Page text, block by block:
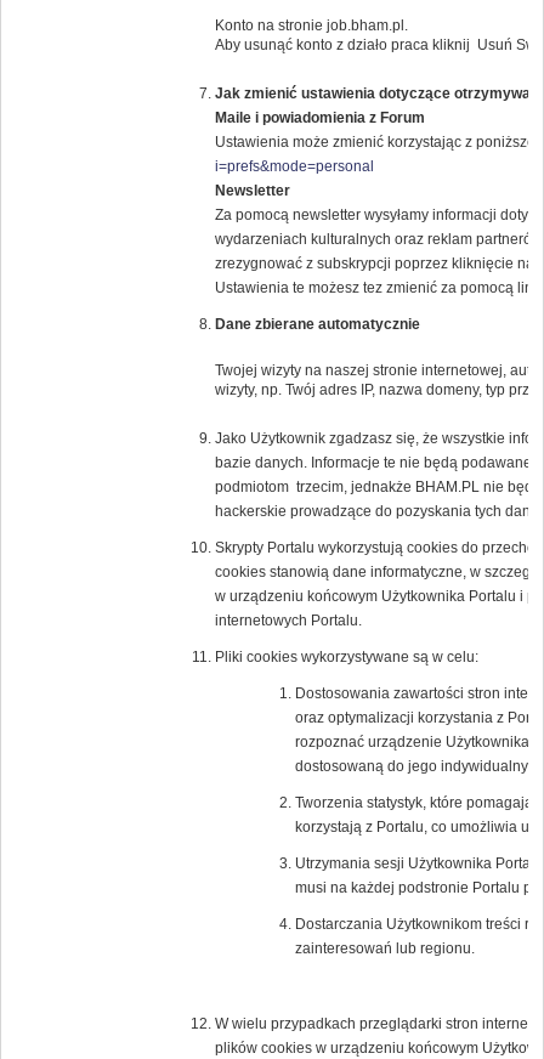
Konto na stronie job.bham.pl.
Aby usunąć konto z działo praca kliknij Usuń
Jak zmienić ustawienia dotyczące
Maile i powiadomienia z Forum
Ustawienia może zmienić korzystając z
i=prefs&mode=personal
Newsletter
Za pomocą newsletter wysyłamy informacji
wydarzeniach kulturalnych oraz reklam
zrezygnować z subskrypcji poprzez kliknięcie na
Ustawienia te możesz tez zmienić za pomocą
Dane zbierane automatycznie
Twojej wizyty na naszej stronie internetowej,
wizyty, np. Twój adres IP, nazwa domeny, typ
Jako Użytkownik zgadzasz się, że wszystkie
bazie danych. Informacje te nie będą podawane
podmiotom trzecim, jednakże BHAM.PL nie
hackerskie prowadzące do pozyskania tych
Skrypty Portalu wykorzystują cookies do
cookies stanowią dane informatyczne, w
w urządzeniu końcowym Użytkownika Portalu i
internetowych Portalu.
Pliki cookies wykorzystywane są w celu:
Dostosowania zawartości stron
oraz optymalizacji korzystania z
rozpoznać urządzenie Użytkownika
dostosowaną do jego
Tworzenia statystyk, które pomagają
korzystają z Portalu, co umożliwia
Utrzymania sesji Użytkownika
musi na każdej podstronie Portalu
Dostarczania Użytkownikom treści
zainteresowań lub regionu.
W wielu przypadkach przeglądarki stron
plików cookies w urządzeniu końcowym